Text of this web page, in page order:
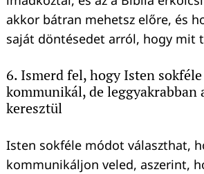
akkor bátran mehetsz előre, és
saját döntésedet arról, hogy mit
6. Ismerd fel, hogy Isten
kommunikál, de leggyakrabban
keresztül
Isten sokféle módot választhat,
kommunikáljon veled, aszerint,